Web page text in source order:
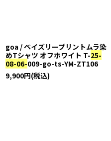
goa / ペイズリープリントムラ染
めTシャツ オフホワイト T-25-
08-06-009-go-ts-YM-ZT106
9,900円(税込)